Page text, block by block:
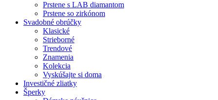
Prstene s LAB diamantom
Prstene so zirkónom
Svadobné obrúčky
Klasické
Strieborné
Trendové
Znamenia
Kolekcia
Vyskúšajte si doma
Investičné zliatky
Šperky